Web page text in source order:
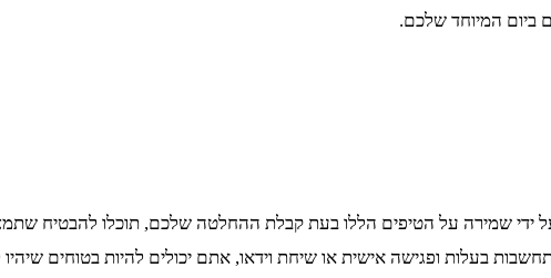
ביום המיוחד שלכם.
ידי שמירה על הטיפים הללו בעת קבלת ההחלטה שלכם, תוכלו להבטיח
בעלות ופגישה אישית או שיחת וידאו, אתם יכולים להיות בטוחים